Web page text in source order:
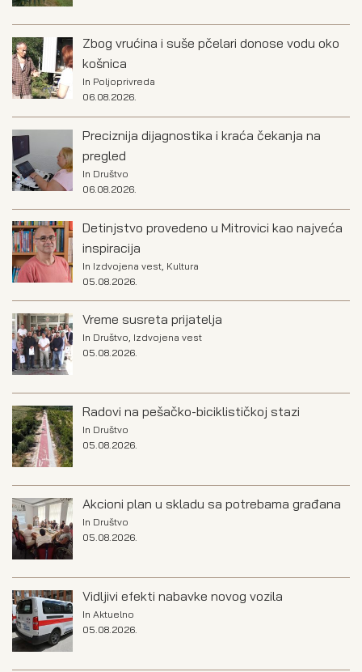
Zbog vrućina i suše pčelari donose vodu oko
košnica
In Poljoprivreda
06.08.2026.
Preciznija dijagnostika i kraća čekanja na
pregled
In Društvo
06.08.2026.
Detinjstvo provedeno u Mitrovici kao najveća
inspiracija
In Izdvojena vest Kultura
05.08.2026.
Vreme susreta prijatelja
In Društvo, Izdvojena vest
05.08.2026.
Radovi na pešačko-biciklističkoj stazi
In Društvo
05.08.2026.
Akcioni plan u skladu sa potrebama građana
In Društvo
05.08.2026.
Vidljivi efekti nabavke novog vozila
In Aktuelno
05.08.2026.